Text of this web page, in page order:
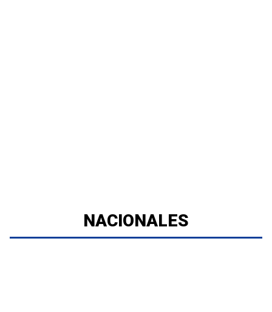
NACIONALES